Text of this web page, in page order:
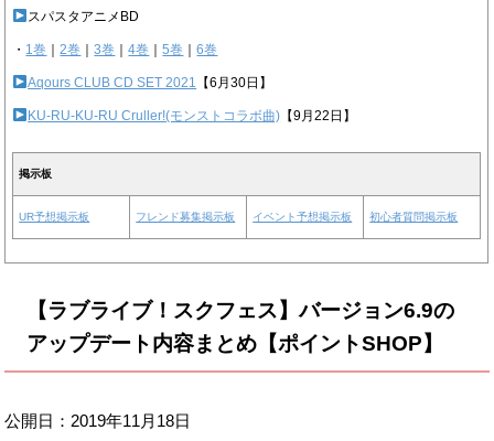
スパスタアニメBD
・ 1巻 ｜2巻 ｜3巻 ｜4巻 ｜5巻 ｜6巻
Aqours CLUB CD SET 2021 【6月30日】
KU-RU-KU-RU Cruller!(モンストコラボ曲) 【9月22日】
掲示板
UR予想掲示板 フレンド募集掲示板 イベント予想掲示板 初心者質問掲示板
【ラブライブ！スクフェス】バージョン6.9の
アップデート内容まとめ【ポイントSHOP】
公開日： 2019年11月18日